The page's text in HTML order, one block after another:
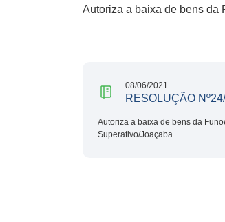
Autoriza a baixa de bens da
08/06/2021
RESOLUÇÃO
Autoriza a baixa de bens da
Superativo/Joaçaba.